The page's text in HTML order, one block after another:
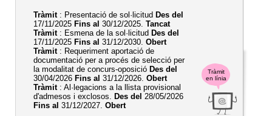
Tràmit
en línia
Tràmit: Presentació de sol·licitud Des del
17/11/2025 Fins al 30/12/2025. Tancat
Tràmit: Esmena de la sol·licitud Des del
17/11/2025 Fins al 31/12/2030. Obert
Tràmit: Requeriment aportació de
documentació per a procés de selecció per
la modalitat de concurs-oposició Des del
30/04/2026 Fins al 31/12/2026. Obert
Tràmit: Al·legacions a la llista provisional
d'admesos i exclosos. Des del 28/05/2026
Fins al 31/12/2027. Obert